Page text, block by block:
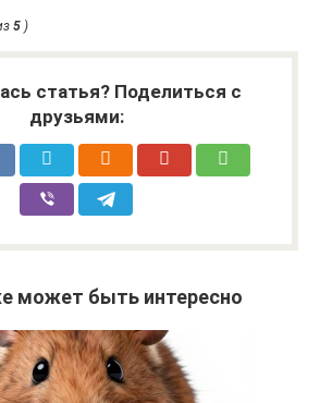
5 )
статья? Поделиться с
друзьями:
может быть интересно